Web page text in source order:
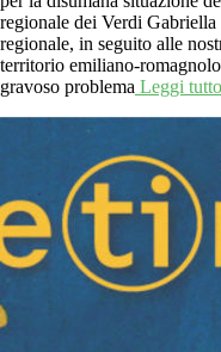
regionale dei Verdi
regionale, in seguito alle
territorio emiliano-
gravoso problema Leggi tutto